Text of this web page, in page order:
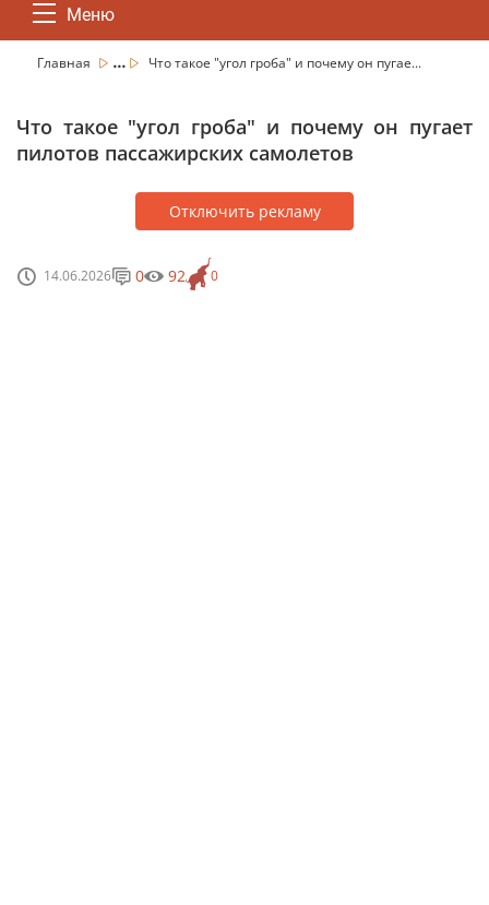
Меню
Главная ... Что такое "угол гроба" и почему он пугае...
Что такое "угол гроба" и почему он пугает
пилотов пассажирских самолетов
Отключить рекламу
14.06.2026 0
0 92